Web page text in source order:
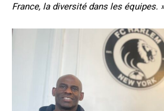
France, la diversité dans les équipes. »